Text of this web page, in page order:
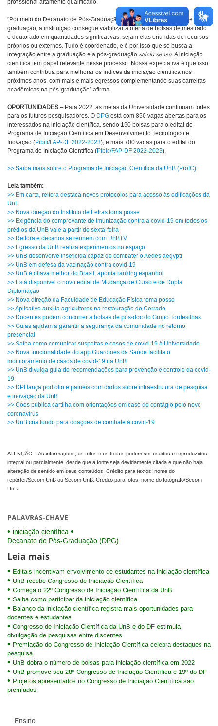
profissional altamente qualificado.
“Por meio do Decanato de Pós-Graduação (DPG) e dos programas de pós-
graduação, a instituição consegue viabilizar a oferta de bolsas de mestrado
e doutorado em quantidades significativas, sejam elas oriundas de recursos
próprios ou externos. Tudo é coordenado, e é por isso que se busca a
integração entre a graduação e a pós-graduação stricto sensu. A iniciação
científica tem papel relevante nesse processo. Nossa expectativa é que isso
também contribua para melhorar os índices da iniciação científica nos
próximos anos, com mais e mais egressos complementando suas carreiras
acadêmicas na pós-graduação” afirma.
OPORTUNIDADES –Para 2022, as metas da Universidade continuam fortes
para os futuros pesquisadores. O DPG está com 850 vagas abertas para os
interessados na iniciação científica, sendo 150 bolsas para o edital do
Programa de Iniciação Científica em Desenvolvimento Tecnológico e
Inovação (Pibiti/FAP-DF 2022-2023), e mais 700 vagas para o edital do
Programa de Iniciação Científica (Pibic/FAP-DF 2022-2023).
>> Saiba mais sobre o Programa de Iniciação Científica da UnB (ProIC)
Leia também:
>> Em carta, reitora destaca novos protocolos para acesso às edificações da
UnB
>> Nova direção do Instituto de Letras toma posse
>> Exigência do comprovante de imunização contra a covid-19 em todos os
prédios da UnB vale a partir de sexta-feira
>> Reitora e decanos se reúnem com UnBTV
>> Egresso da UnB realiza experimentos no espaço
>> UnB desenvolve inseticida capaz de combater o Aedes aegypti
>> UnB em defesa da vacinação contra covid-19
>> UnB é oitava melhor do Brasil, aponta ranking espanhol
>> Está disponível o novo edital de Mudança de Curso e de Dupla
Diplomação
>> Nova direção da Faculdade de Educação Física toma posse
>> Aplicativo auxilia agricultores na restauração do Cerrado
>> Docentes podem concorrer a bolsas de pós-doc do Grupo Tordesilhas
>> Guias ajudam a garantir a segurança da comunidade no retorno
presencial
>> Saiba como comunicar suspeitas e casos de covid-19 à Universidade
>> Nova funcionalidade do app Guardiões da Saúde facilita o
monitoramento de casos de covid-19 na UnB
>> UnB divulga guia de recomendações para prevenção e controle da covid-
19
>> DPI lança portfólio e painéis com dados sobre infraestrutura de pesquisa
e inovação da UnB
>> Coes publica cartilha com orientações em caso de contágio pelo novo
coronavírus
>> UnB cria fundo para doações de combate à covid-19
ATENÇÃO – As informações, as fotos e os textos podem ser usados e reproduzidos,
integral ou parcialmente, desde que a fonte seja devidamente citada e que não haja
alteração de sentido em seus conteúdos. Crédito para textos: nome do
repórter/Secom UnB ou Secom UnB. Crédito para fotos: nome do fotógrafo/Secom
UnB.
PALAVRAS-CHAVE
iniciação científica
Decanato de Pós-Graduação (DPG)
Leia mais
Editais incentivam envolvimento de estudantes na iniciação científica
UnB recebe Congresso de Iniciação Científica
Começa o 22º Congresso de Iniciação Científica da UnB
Saiba como participar da iniciação científica
Balanço da iniciação científica registra mais oportunidades para
docentes e estudantes
Congresso de Iniciação Científica da UnB e do DF estimula
divulgação de pesquisas entre discentes
Premiação do Congresso de Iniciação Científica celebra destaques na
pesquisa
UnB dobra o número de bolsas para iniciação científica em 2022
UnB promove seu 28º Congresso de Iniciação Científica e 19º do DF
Projetos apresentados no Congresso de Iniciação Científica são
premiados
Ensino